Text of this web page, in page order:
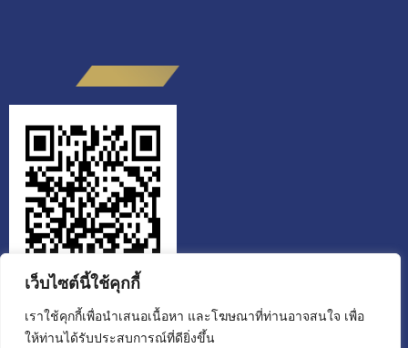
เว็บไซต์นี้ใช้คุกกี้
เราใช้คุกกี้เพื่อนำเสนอเนื้อหา และโฆษณาที่ท่านอาจสนใจ เพื่อ
ให้ท่านได้รับประสบการณ์ที่ดียิ่งขึ้น